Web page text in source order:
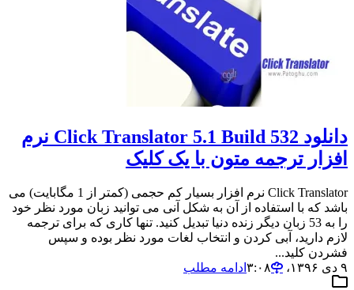
دانلود Click Translator 5.1 Build 532 نرم
افزار ترجمه متون با یک کلیک
Click Translator نرم افزار بسیار کم حجمی (کمتر از 1 مگابایت) می
باشد که با استفاده از آن به شکل آنی می توانید زبان مورد نظر خود
را به 53 زبان دیگر زنده دنیا تبدیل کنید. تنها کاری که برای ترجمه
لازم دارید، آبی کردن و انتخاب لغات مورد نظر بوده و سپس
فشردن کلید...
۹ دی ۱۳۹۶،‏ ۳:۰۸
ادامه مطلب